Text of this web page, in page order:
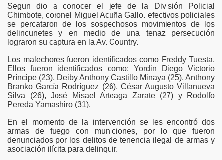
Segun dio a conocer el jefe de la División Policial
Chimbote, coronel Miguel Acuña Gallo. efectivos policiales
se percataron de los sospechosos movimientos de los
delincunetes y en medio de una tenaz persecución
lograron su captura en la Av. Country.
Los malechores fueron identificados como Freddy Tuesta.
Ellos fueron identificados como: Yordin Diego Victorio
Príncipe (23), Deiby Anthony Castillo Minaya (25), Anthony
Branko García Rodríguez (26), César Augusto Villanueva
Silva (26), José Misael Arteaga Zarate (27) y Rodolfo
Pereda Yamashiro (31).
En el momento de la intervención se les encontró dos
armas de fuego con municiones, por lo que fueron
denunciados por los delitos de tenencia ilegal de armas y
asociación ilícita para delinquir.
Chimbote
de los Bancos en Robo
mercado hace 10 meses
39%
PRESIDENTES Y VICEPRESIDENTES REGIONALES